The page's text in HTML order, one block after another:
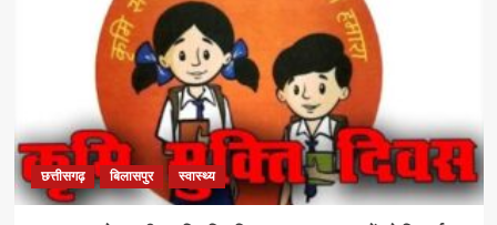
छत्तीसगढ़ बिलासपुर स्वास्थ्य